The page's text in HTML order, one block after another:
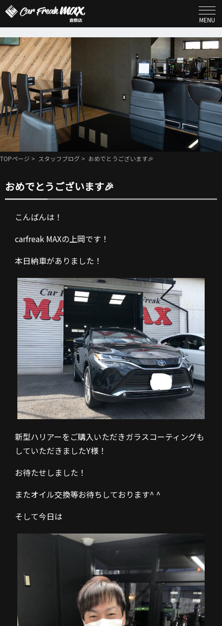
MENU
TOPページ > スタッフブログ > おめでとうございます🎉
おめでとうございます🎉
こんばんは！
carfreak MAXの上岡です！
本日納車がありました！
新型ハリアーをご購入いただきガラスコーティングも
していただきましたY様！
お待たせしました！
またオイル交換等お待ちしております^ ^
そして今日は